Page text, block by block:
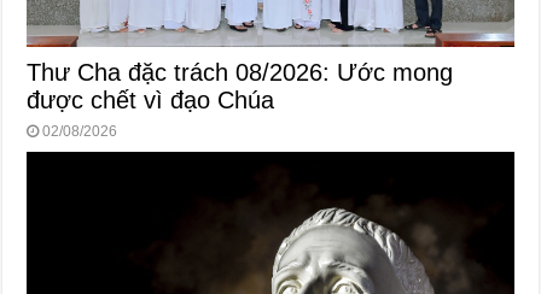
Thư Cha đặc trách 08/2026: Ước mong
được chết vì đạo Chúa
02/08/2026